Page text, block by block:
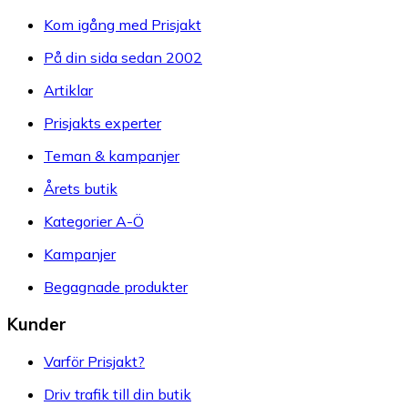
Kom igång med Prisjakt
På din sida sedan 2002
Artiklar
Prisjakts experter
Teman & kampanjer
Årets butik
Kategorier A-Ö
Kampanjer
Begagnade produkter
Kunder
Varför Prisjakt?
Driv trafik till din butik